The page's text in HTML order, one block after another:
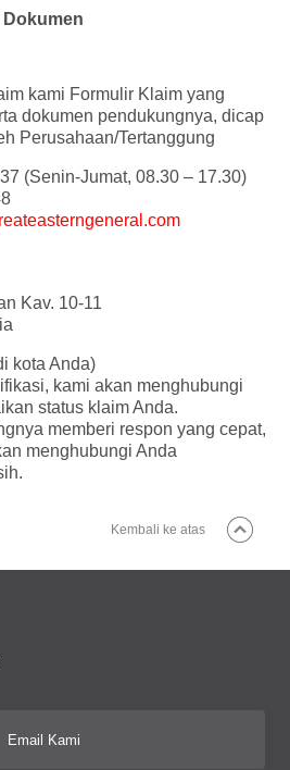
kami Formulir Klaim yang
dokumen pendukungnya, dicap
Perusahaan/Tertanggung
(Senin-Jumat, 08.30 – 17.30)
Kav. 10-11
kota Anda)
kami akan menghubungi
status klaim Anda.
memberi respon yang cepat,
menghubungi Anda
Kembali ke atas
Email Kami